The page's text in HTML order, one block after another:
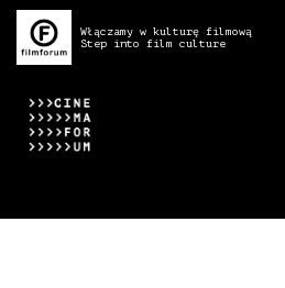
Przejdź
treści
Włączamy w kulturę filmową
Step into film culture